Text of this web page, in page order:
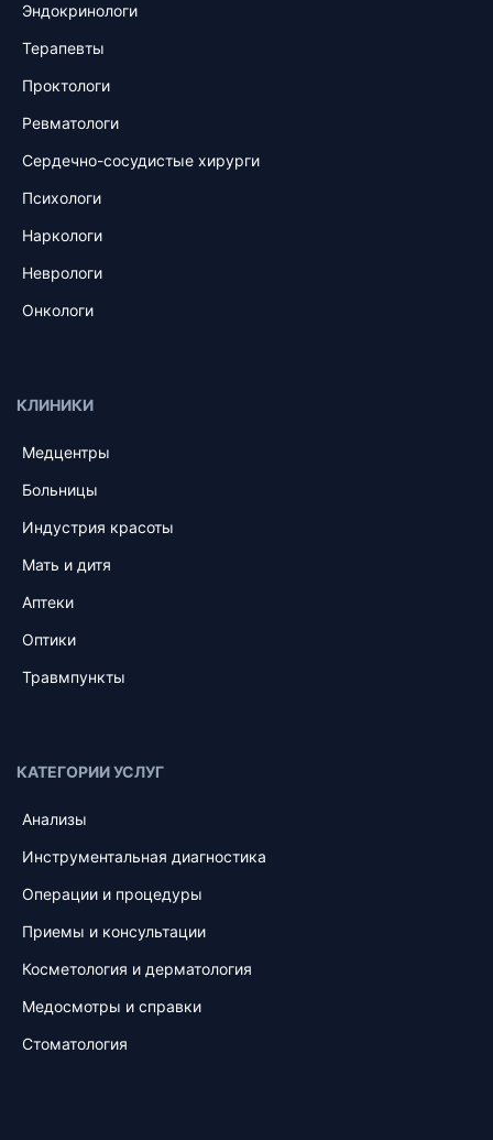
Эндокринологи
Терапевты
Проктологи
Ревматологи
Сердечно-сосудистые хирурги
Психологи
Наркологи
Неврологи
Онкологи
КЛИНИКИ
Медцентры
Больницы
Индустрия красоты
Мать и дитя
Аптеки
Оптики
Травмпункты
КАТЕГОРИИ УСЛУГ
Анализы
Инструментальная диагностика
Операции и процедуры
Приемы и консультации
Косметология и дерматология
Медосмотры и справки
Стоматология